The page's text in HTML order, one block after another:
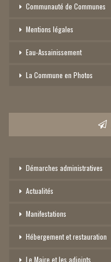
Communauté de Communes
Mentions légales
Eau-Assainissement
La Commune en Photos
Démarches administratives
Actualités
Manifestations
Hébergement et restauration
Le Maire et les adjoints